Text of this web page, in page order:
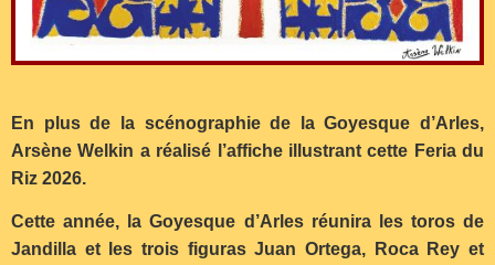
En plus de la scénographie de la Goyesque d’Arles,
Arsène Welkin a réalisé l’affiche illustrant cette Feria du
Riz 2026.
Cette année, la Goyesque d’Arles réunira les toros de
Jandilla et les trois figuras Juan Ortega, Roca Rey et